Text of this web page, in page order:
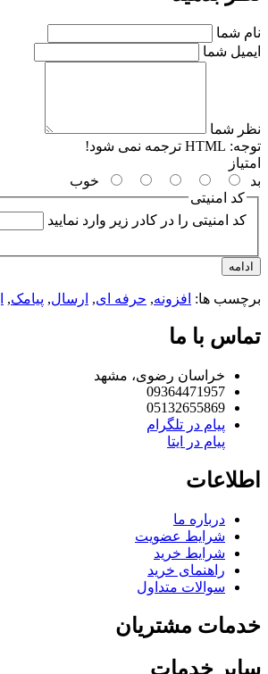
نام شما
ایمیل شما
نظر شما
توجه:
امتیاز
بد
خوب
کد امنیتی
کد امنیتی را در کادر زیر وارد نمایید
ادامه
برچسب ها: افزونه, حرفه ای, ارسال, پیامک,
تماس با ما
خراسان رضوی، مشهد
09364471957
05132655869
پیام در تلگرام
پیام در ایتا
اطلاعات
درباره ما
شرایط عضویت
شرایط خرید
راهنمای خرید
سوالات متداول
خدمات مشتریان
سایر خدمات